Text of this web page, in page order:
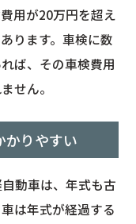
用が20万円を超え
ります。車検に数
ば、その車検費用
せん。
かりやすい
動車は、年式も古
は年式が経過する